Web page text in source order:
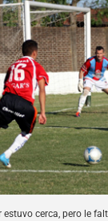
estuvo cerca, pero le